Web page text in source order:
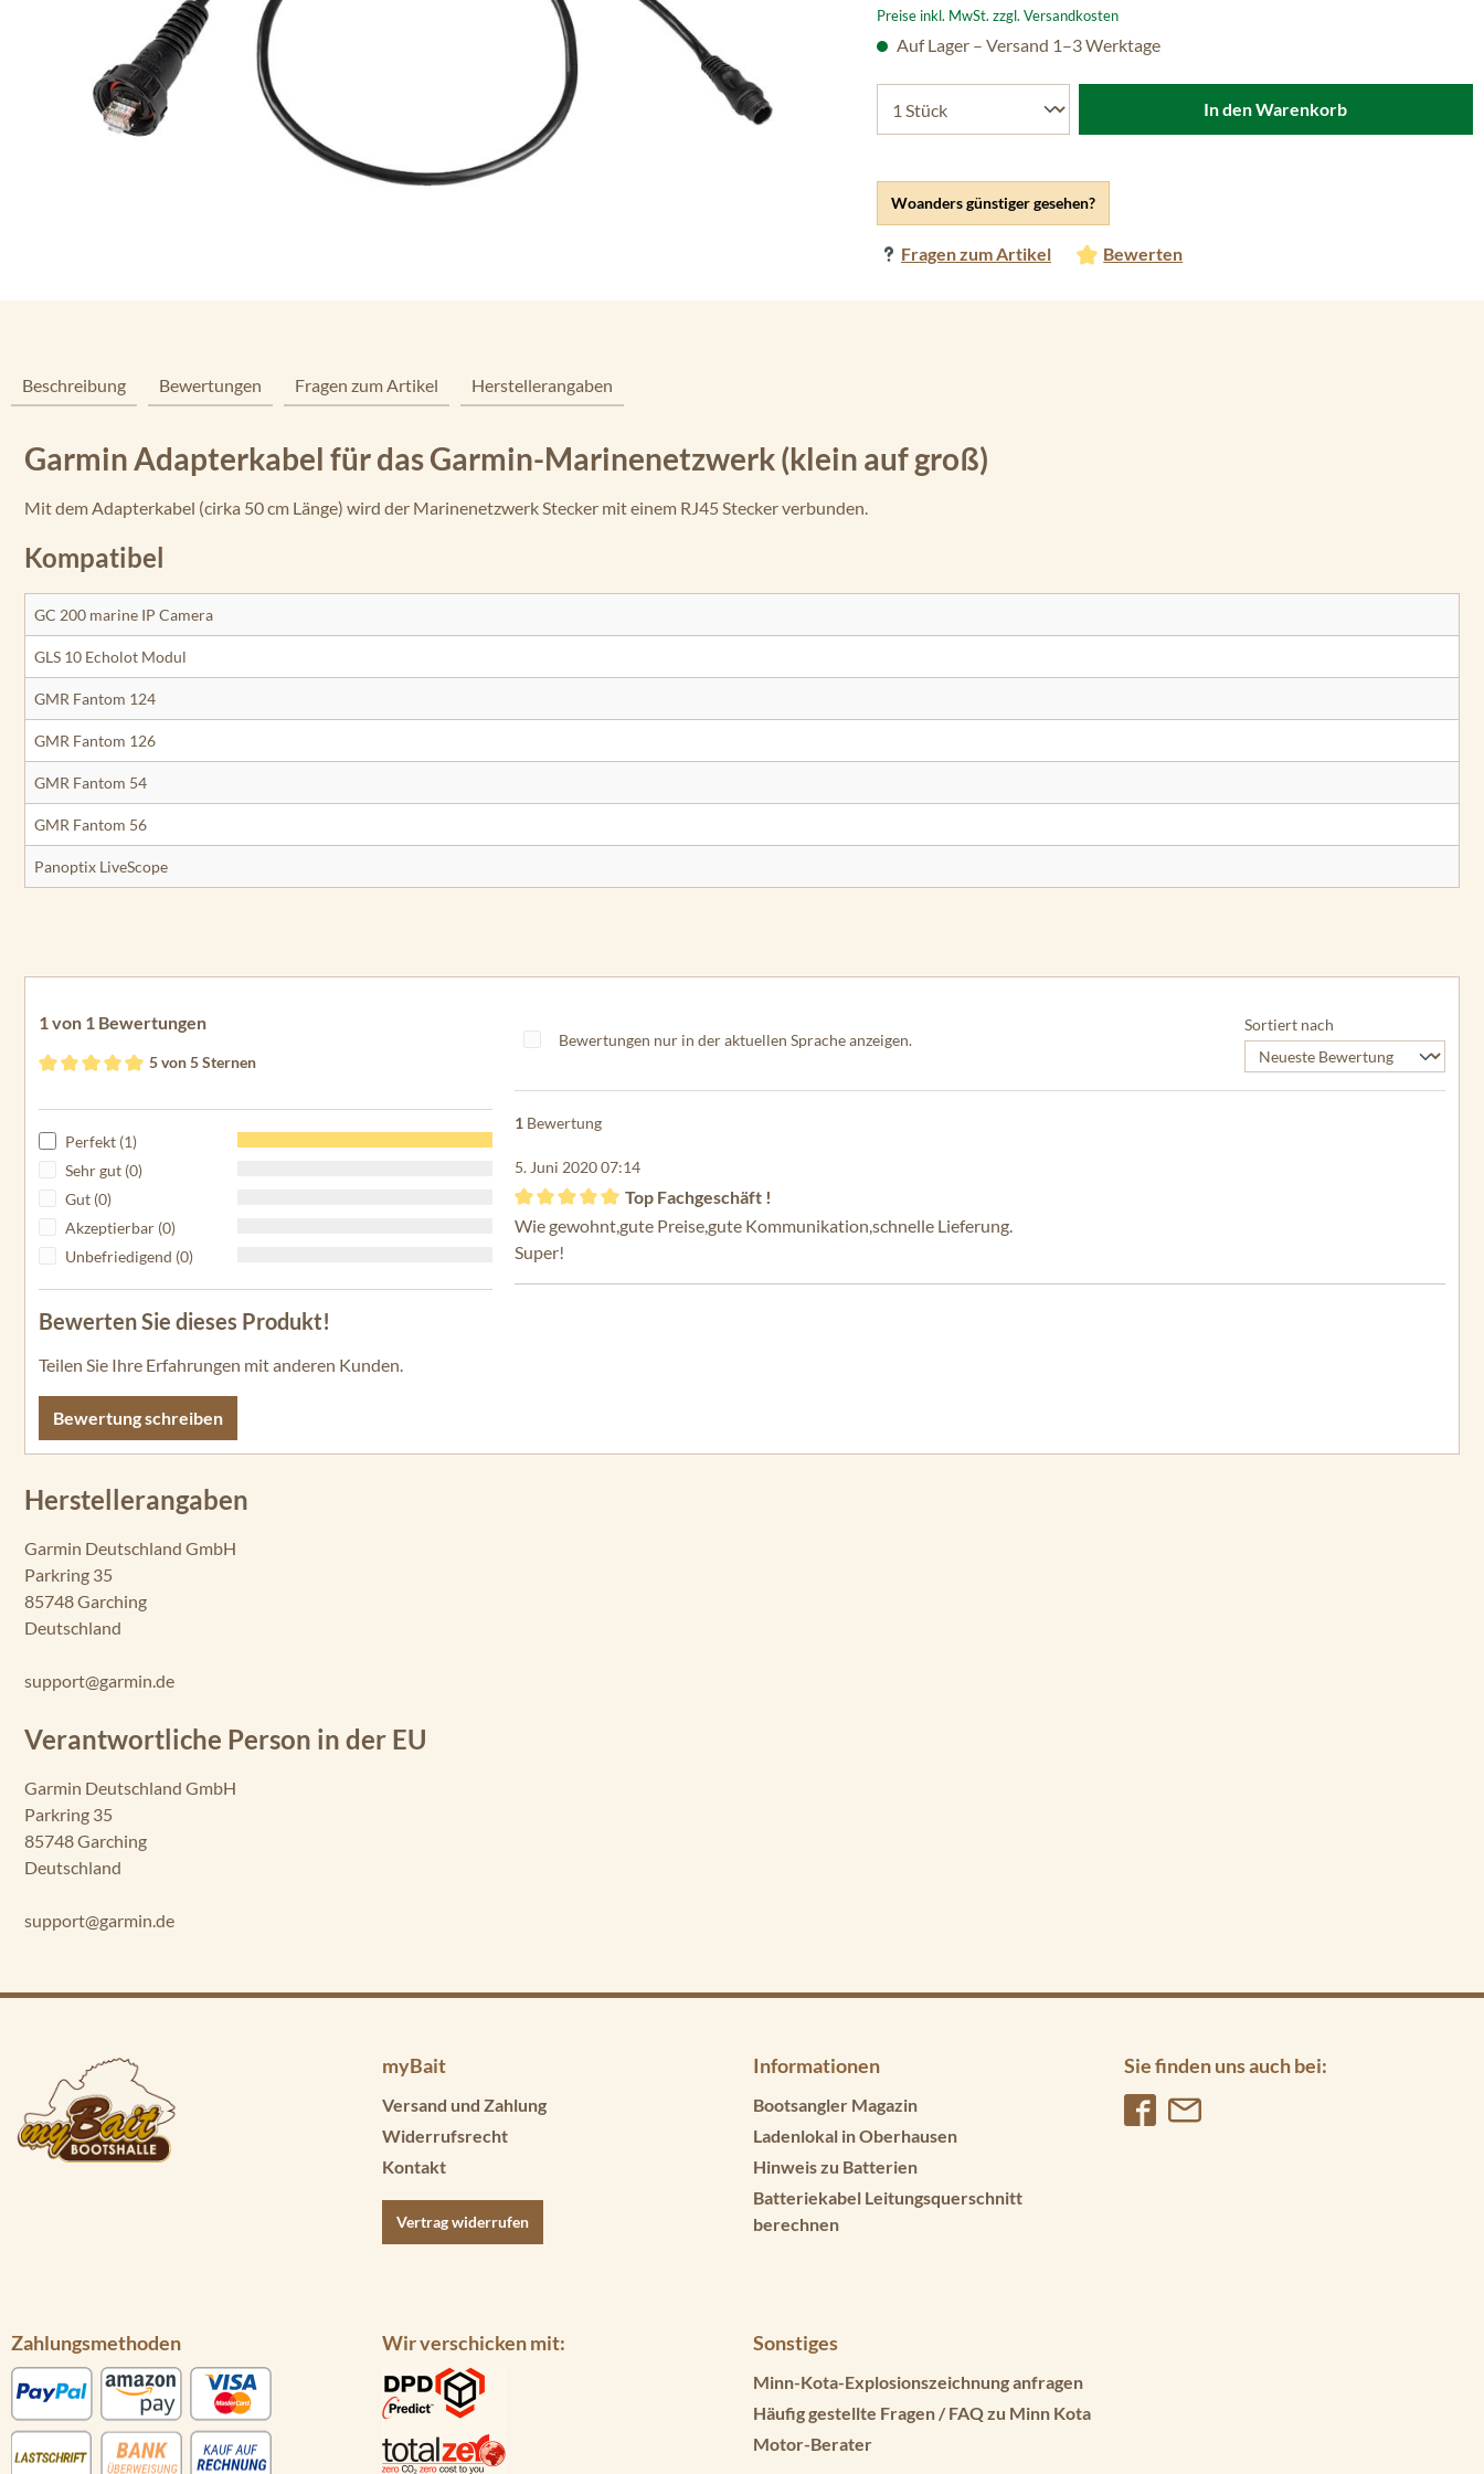
Preise inkl. MwSt. zzgl. Versandkosten
Woanders günstiger gesehen?
Fragen zum Artikel Bewerten
Auf Lager – Versand 1–3 Werktage
In den Warenkorb
Beschreibung Bewertungen Fragen zum Artikel Herstellerangaben
Garmin Adapterkabel für das Garmin-Marinenetzwerk (klein auf groß)
Mit dem Adapterkabel (cirka 50 cm Länge) wird der Marinenetzwerk Stecker mit einem RJ45 Stecker verbunden.
Kompatibel
GC 200 marine IP Camera
GLS 10 Echolot Modul
GMR Fantom 124
GMR Fantom 126
GMR Fantom 54
GMR Fantom 56
Panoptix LiveScope
1 von 1 Bewertungen
5 von 5 Sternen
Perfekt (1)
Sehr gut (0)
Gut (0)
Akzeptierbar (0)
Unbefriedigend (0)
Bewerten Sie dieses Produkt!
Teilen Sie Ihre Erfahrungen mit anderen Kunden.
Bewertung schreiben
Bewertungen nur in der aktuellen Sprache anzeigen.
Sortiert nach
1 Bewertung
5. Juni 2020 07:14
Bewertung mit 5 von 5 Sternen
Top Fachgeschäft !
Wie gewohnt,gute Preise,gute Kommunikation,schnelle Lieferung.
Super!
Herstellerangaben
Garmin Deutschland GmbH
Parkring 35
85748 Garching
Deutschland
support@garmin.de
Verantwortliche Person in der EU
Garmin Deutschland GmbH
Parkring 35
85748 Garching
Deutschland
support@garmin.de
myBait
Versand und Zahlung
Widerrufsrecht
Kontakt
Vertrag widerrufen
Informationen
Bootsangler Magazin
Ladenlokal in Oberhausen
Hinweis zu Batterien
Batteriekabel Leitungsquerschnitt
berechnen
Sie finden uns auch bei:
Zahlungsmethoden Wir verschicken mit: Sonstiges
Minn-Kota-Explosionszeichnung anfragen
Häufig gestellte Fragen / FAQ zu Minn Kota
Motor-Berater